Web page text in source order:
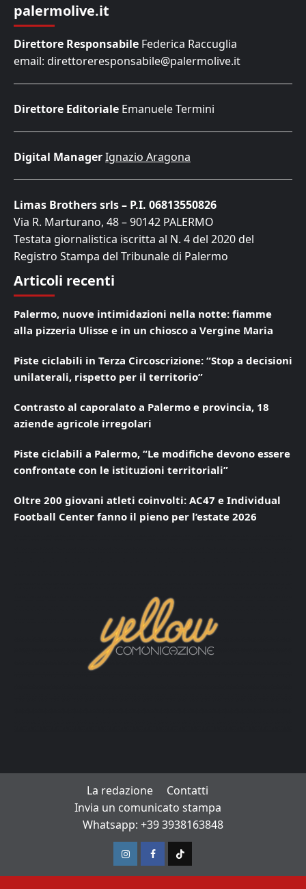
palermolive.it
Direttore Responsabile Federica Raccuglia
email: direttoreresponsabile@palermolive.it
Direttore Editoriale Emanuele Termini
Digital ManagerIgnazio Aragona
Limas Brothers srls – P.I. 06813550826
Via R. Marturano, 48 – 90142 PALERMO
Testata giornalistica iscritta al N. 4 del 2020 del
Registro Stampa del Tribunale di Palermo
Articoli recenti
Palermo, nuove intimidazioni nella notte: fiamme
alla pizzeria Ulisse e in un chiosco a Vergine Maria
Piste ciclabili in Terza Circoscrizione: “Stop a decisioni
unilaterali, rispetto per il territorio”
Contrasto al caporalato a Palermo e provincia, 18
aziende agricole irregolari
Piste ciclabili a Palermo, “Le modifiche devono essere
confrontate con le istituzioni territoriali”
Oltre 200 giovani atleti coinvolti: AC47 e Individual
Football Center fanno il pieno per l’estate 2026
La redazione
Contatti
Invia un comunicato stampa
Whatsapp: +39 3938163848
InstagramFacebook
TikTok